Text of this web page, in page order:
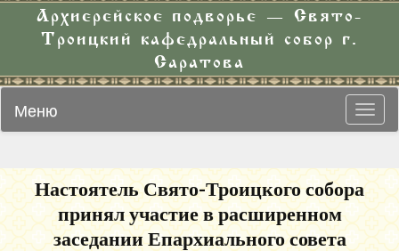
Архиерейское подворье — Свято-
Троицкий кафедральный собор г.
Саратова
Меню
Настоятель Свято-Троицкого собора
принял участие в расширенном
заседании Епархиального совета